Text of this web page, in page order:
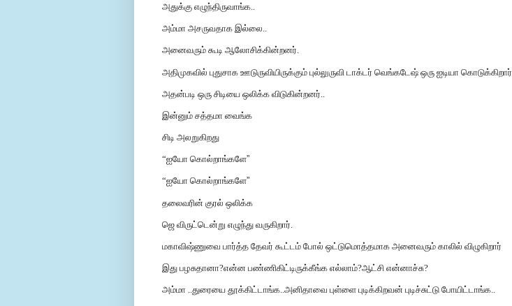
அதுக்கு எழுந்திருவாங்க..
அம்மா அசருவதாக இல்லை..
அனைவரும் கூடி ஆலோசிக்கின்றனர்.
அதிமுகவில் புதுசாக ஊடுருவியிருக்கும் புல்லுருவி டாக்டர் வெங்கடேஷ் ஒரு ஐடியா கொடுக்கிறார்
அதன்படி ஒரு சிடியை ஒலிக்க விடுகின்றனர்..
இன்னும் சத்தமா வைங்க
சிடி அலறுகிறது
“ஐயோ கொல்றாங்களே”
“ஐயோ கொல்றாங்களே”
தலைவரின் குரல் ஒலிக்க
ஜெ விருட்டென்று எழுந்து வருகிறார்.
மகாவிஷ்ணுவை பார்த்த தேவர் கூட்டம் போல் ஒட்டுமொத்தமாக அனைவரும் காலில் விழுகிறார்
இது பழசுதானா?என்ன பண்ணிகிட்டிருக்கீங்க எல்லாம்?ஆட்சி என்னாச்சு?
அம்மா ..துரையை தூக்கிட்டாங்க..அனிதாவை புள்ளை புடிக்கிறவன் புடிச்சுட்டு போயிட்டாங்க..